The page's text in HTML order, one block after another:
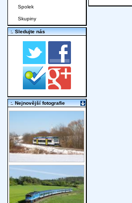
Spolek
Skupiny
:. Sledujte nás
:. Nejnovější fotografie